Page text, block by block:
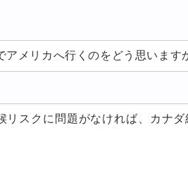
アメリカへ行くのをどう思います
リスクに問題がなければ、カナ